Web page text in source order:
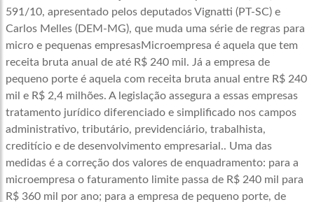
591/10, apresentado pelos deputados Vignatti (PT-SC) e
Carlos Melles (DEM-MG), que muda uma série de regras para
micro e pequenas empresasMicroempresa é aquela que tem
receita bruta anual de até R$ 240 mil. Já a empresa de
pequeno porte é aquela com receita bruta anual entre R$ 240
mil e R$ 2,4 milhões. A legislação assegura a essas empresas
tratamento jurídico diferenciado e simplificado nos campos
administrativo, tributário, previdenciário, trabalhista,
creditício e de desenvolvimento empresarial.. Uma das
medidas é a correção dos valores de enquadramento: para a
microempresa o faturamento limite passa de R$ 240 mil para
R$ 360 mil por ano; para a empresa de pequeno porte, de